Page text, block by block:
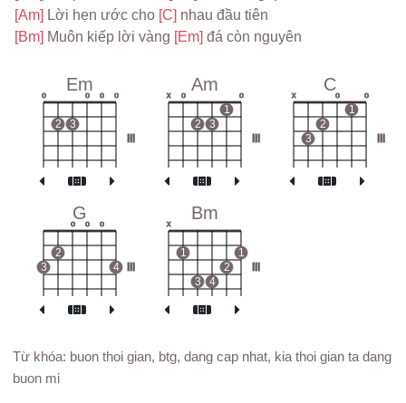
[Am] Lời hẹn ước cho [C] nhau đầu tiên
[Bm] Muôn kiếp lời vàng [Em] đá còn nguyên
Em
o
2 3
o o o
Am
x o
2 3
1
o
C
x
3
2
o
1
o
G
3
2
o o o
4
Bm
x
1
3 4
2
1
Từ khóa: buon thoi gian, btg, dang cap nhat, kia thoi gian ta dang
buon mi